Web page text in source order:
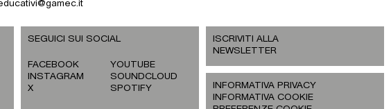
SEGUICI SUI SOCIAL
FACEBOOK
INSTAGRAM
X
YOUTUBE
SOUNDCLOUD
SPOTIFY
ISCRIVITI ALLA
NEWSLETTER
INFORMATIVA PRIVACY
INFORMATIVA COOKIE